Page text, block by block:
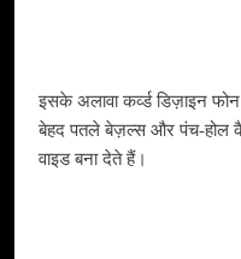
इसके अलावा कर्व्ड डिज़ाइन
बेहद पतले बेज़ल्स और पंच‑होल
वाइड बना देते हैं।